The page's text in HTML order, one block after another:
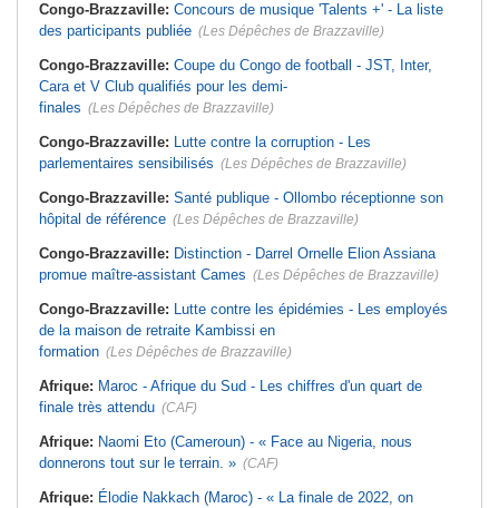
Congo-Brazzaville: Concours de musique 'Talents +' - La liste
des participants publiée (Les Dépêches de Brazzaville)
Congo-Brazzaville: Coupe du Congo de football - JST, Inter,
Cara et V Club qualifiés pour les demi-
finales (Les Dépêches de Brazzaville)
Congo-Brazzaville: Lutte contre la corruption - Les
parlementaires sensibilisés (Les Dépêches de Brazzaville)
Congo-Brazzaville: Santé publique - Ollombo réceptionne son
hôpital de référence (Les Dépêches de Brazzaville)
Congo-Brazzaville: Distinction - Darrel Ornelle Elion Assiana
promue maître-assistant Cames (Les Dépêches de Brazzaville)
Congo-Brazzaville: Lutte contre les épidémies - Les employés
de la maison de retraite Kambissi en
formation (Les Dépêches de Brazzaville)
Afrique: Maroc - Afrique du Sud - Les chiffres d'un quart de
finale très attendu (CAF)
Afrique: Naomi Eto (Cameroun) - « Face au Nigeria, nous
donnerons tout sur le terrain. » (CAF)
Afrique: Élodie Nakkach (Maroc) - « La finale de 2022, on